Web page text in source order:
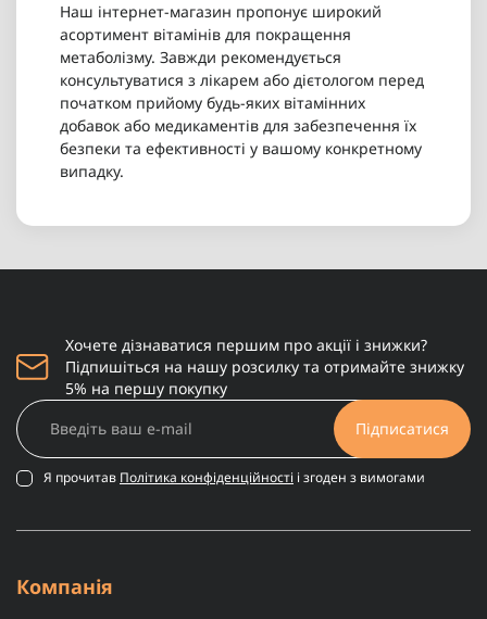
Наш інтернет-магазин пропонує широкий
асортимент вітамінів для покращення
метаболізму. Завжди рекомендується
консультуватися з лікарем або дієтологом перед
початком прийому будь-яких вітамінних
добавок або медикаментів для забезпечення їх
безпеки та ефективності у вашому конкретному
випадку.
Хочете дізнаватися першим про акції і знижки?
Підпишіться на нашу розсилку та отримайте знижку
5% на першу покупку
Підписатися
Я прочитав Політика конфіденційності і згоден з вимогами
Компанія